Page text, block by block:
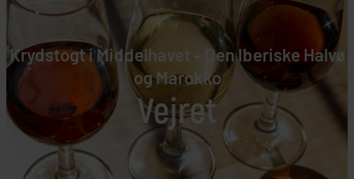
Krydstogt i Middelhavet – Den Iberiske Halvø
og Marokko
Vejret